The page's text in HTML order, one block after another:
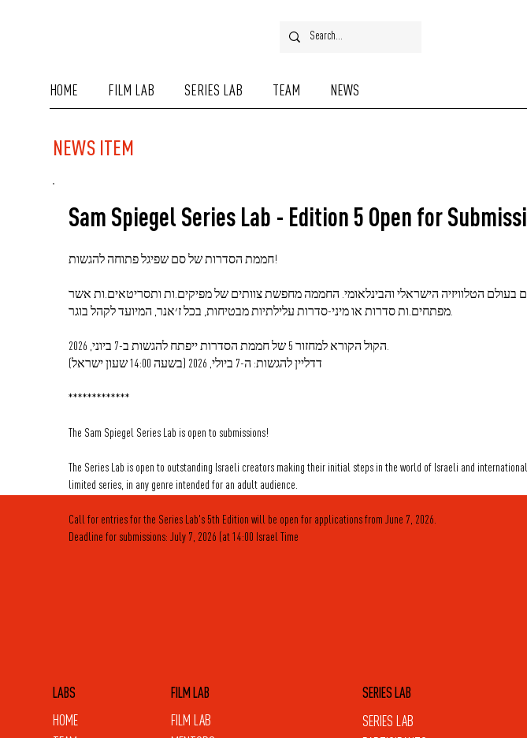
חממת הסדרות של סם שפיגל פתוחה להגשות!
הטלוויזיה הישראלי והבינלאומי. החממה מחפשת צוותים של מפיקים.ות ותסריטאים.ות אשר
דדליין להגשות: ה-7 ביולי, 2026 (בשעה 14:00 שעון ישראל)
*************
The Sam Spiegel Series Lab is open to submissions!
The Series Lab is open to outstanding Israeli creators making their initial steps in the world of Israeli and
limited series, in any genre intended for an adult audience.
Call for entries for the Series Lab's 5th Edition will be open for applications from June 7, 2026.
Deadline for submissions: July 7, 2026 (at 14:00 Israel Time
Sam Spiegel Series Lab - Edition 5 Open for
NEWS ITEM
SERIES LAB
SERIES LAB
FILM LAB
FILM LAB
HOME
LABS
HOME FILM LAB SERIES LAB TEAM NEWS